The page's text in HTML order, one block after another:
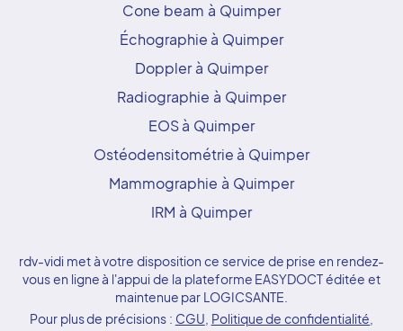
Cone beam à Quimper
Échographie à Quimper
Doppler à Quimper
Radiographie à Quimper
EOS à Quimper
Ostéodensitométrie à Quimper
Mammographie à Quimper
IRM à Quimper
rdv-vidi met à votre disposition ce service de prise en rendez-
vous en ligne à l'appui de la plateforme EASYDOCT éditée et
maintenue par LOGICSANTE.
Pour plus de précisions : CGU Politique de confidentialité